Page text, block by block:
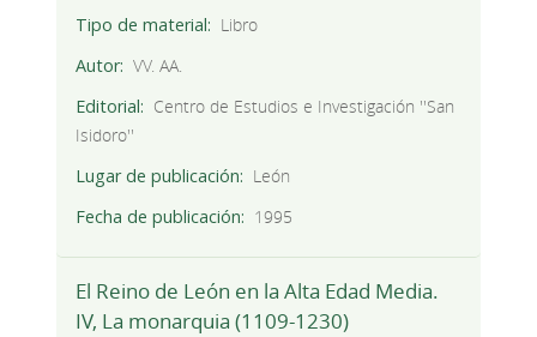
Tipo de material
Libro
Autor
VV. AA.
Editorial
Centro de Estudios e Investigación ''San
Isidoro''
Lugar de publicación
León
Fecha de publicación
1995
El Reino de León en la Alta Edad Media.
IV, La monarquia (1109-1230)